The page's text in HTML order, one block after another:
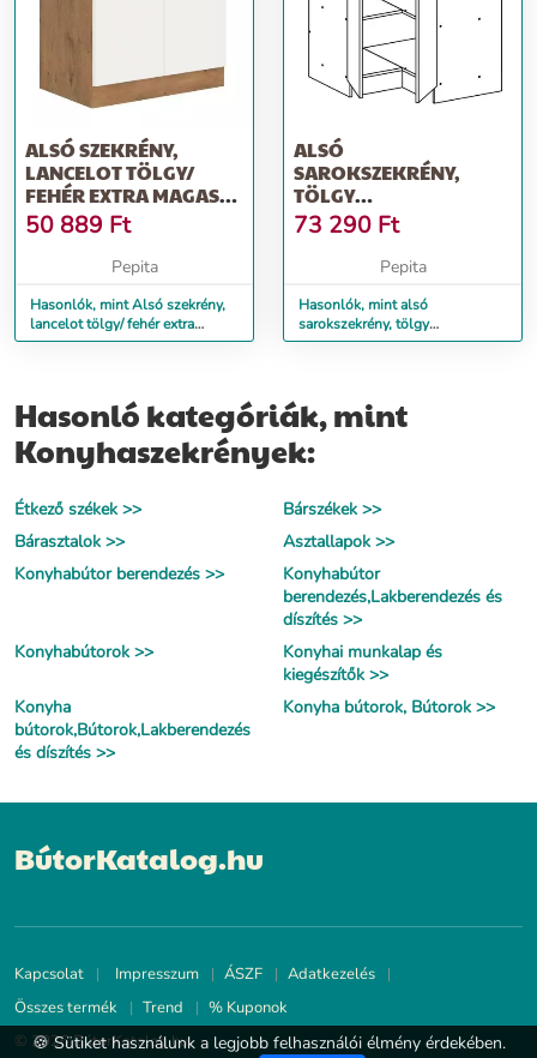
ALSÓ SZEKRÉNY,
LANCELOT TÖLGY/
FEHÉR EXTRA MAGAS
FÉNYŰ HG, VEGA 8...
50 889 Ft
Pepita
Hasonlók, mint Alsó szekrény,
lancelot tölgy/ fehér extra
magas fényű HG, VEGA 8...
ALSÓ
SAROKSZEKRÉNY,
TÖLGY
SONOMA/FEHÉR,
FABIANA S - 90N
73 290 Ft
Pepita
Hasonlók, mint alsó
sarokszekrény, tölgy
sonoma/fehér, FABIANA S -
Hasonló kategóriák, mint
Konyhaszekrények:
Étkező székek >>
Bárszékek >>
Bárasztalok >>
Asztallapok >>
Konyhabútor berendezés >>
Konyhabútor
berendezés,Lakberendezés és
díszítés >>
Konyhabútorok >>
Konyhai munkalap és
kiegészítők >>
Konyha
bútorok,Bútorok,Lakberendezés
és díszítés >>
Konyha bútorok, Bútorok >>
BútorKatalog.hu
Kapcsolat Impresszum ÁSZF
Adatkezelés
Összes termék
Trend
% Kuponok
© 2026 BútorKatalog.hu
🍪 Sütiket használunk a legjobb felhasználói élmény érdekében.